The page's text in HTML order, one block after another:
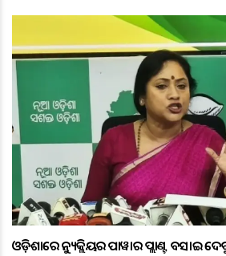
ଓଡ଼ିଶାରେ ନ୍ୟୁକ୍ଲିୟର ପାୱାର ପ୍ଲାଣ୍ଟ ବସାଇ